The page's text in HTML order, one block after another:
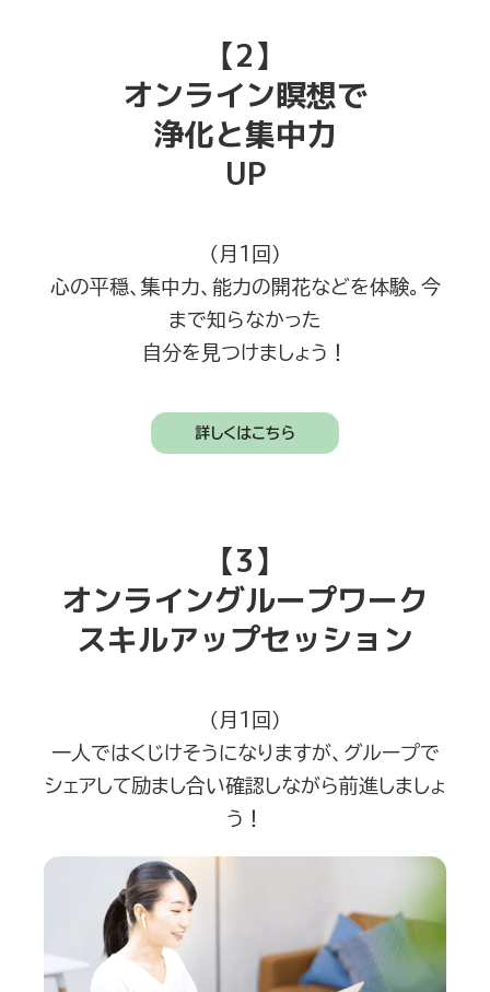
【2】
オンライン瞑想で
浄化と集中力
UP
（月1回）
心の平穏、集中力、能力の開花などを体験。今
まで知らなかった
自分を見つけましょう！
詳しくはこちら
【3】
オンライングループワーク
スキルアップセッション
（月1回）
一人ではくじけそうになりますが、グループで
シェアして励まし合い確認しながら前進しましょ
う！